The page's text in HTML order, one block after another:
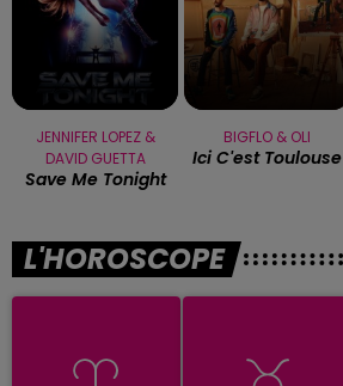
JENNIFER LOPEZ &
DAVID GUETTA
Save Me Tonight
BIGFLO & OLI
Ici C'est Toulouse
L'HOROSCOPE